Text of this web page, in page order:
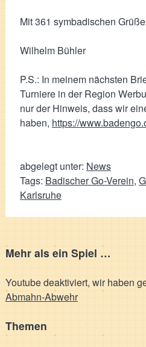
Mit 361 symbadischen
Wilhelm Bühler
P.S.: In meinem nächsten
Turniere in der Region
nur der Hinweis, dass wir
haben, https://
abgelegt unter: News
Tags: Badischer Go-Verein,
Karlsruhe
Mehr als ein Spiel …
Youtube deaktiviert, wir haben
Abmahn-Abwehr
Themen